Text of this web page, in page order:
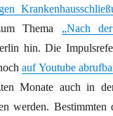
Thema „Nach
hin. Die
auf Youtube
Monate auch in
werden.